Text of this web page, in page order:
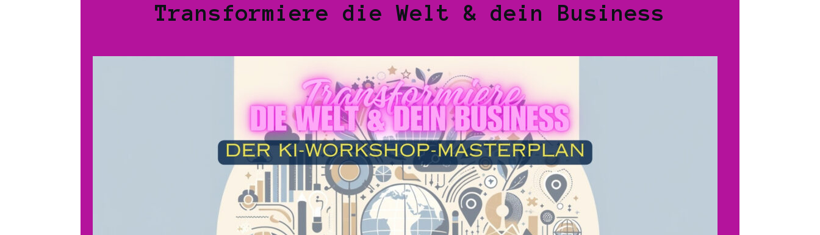
Transformiere die Welt & dein Business